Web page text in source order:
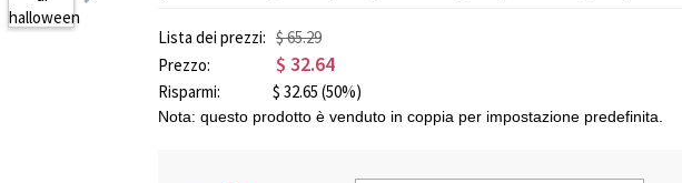
Lista dei prezzi: $ 65.29
Prezzo:
$ 32.64
Risparmi: $ 32.65 (50%)
Nota: questo prodotto è venduto in coppia per impostazione predefinita.